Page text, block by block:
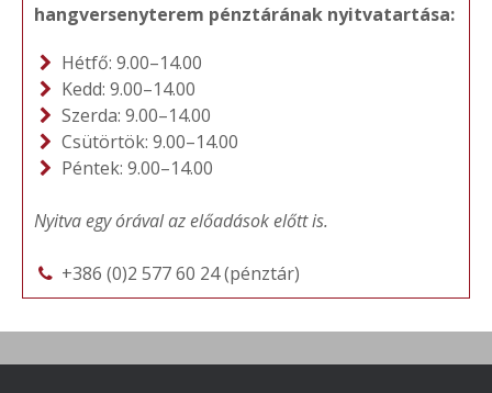
hangversenyterem pénztárának nyitvatartása:
Hétfő: 9.00–14.00
Kedd: 9.00–14.00
Szerda: 9.00–14.00
Csütörtök: 9.00–14.00
Péntek: 9.00–14.00
Nyitva egy órával az előadások előtt is.
+386 (0)2 577 60 24 (pénztár)